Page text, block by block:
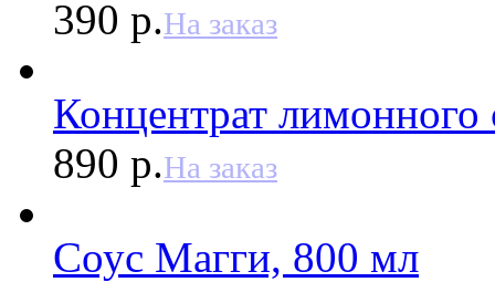
390 р.На заказ
Концентрат лимонного
890 р.На заказ
Соус Магги, 800 мл